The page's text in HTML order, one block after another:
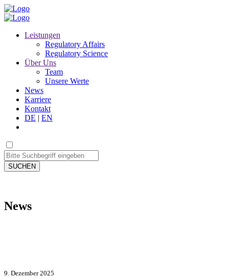
Leistungen
Regulatory Affairs
Regulatory Science
Über Uns
Team
Unsere Werte
News
Karriere
Kontakt
DE | EN
SUCHEN
News
9. Dezember 2025